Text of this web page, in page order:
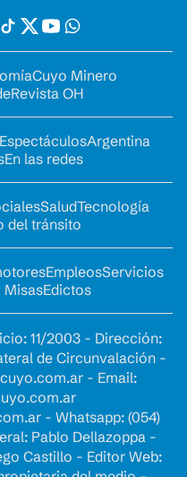
Cuyo Minero
Revista OH
EspectáculosArgentina
En las redes
SaludTecnología
del tránsito
EmpleosServicios
MisasEdictos
11/2003 - Dirección:
de Circunvalación -
- Email:
- Whatsapp: (054)
Pablo Dellazoppa -
Castillo - Editor Web: